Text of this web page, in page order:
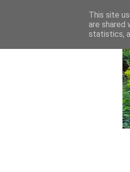
This site
are shared
statistics,